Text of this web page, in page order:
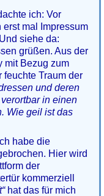
ich: Vor
mal Impressum
siehe da:
grüßen. Aus der
mit Bezug zum
Traum der
und deren
in einen
Wie geil ist das
habe die
Hier wird
der
kommerziell
hat das für mich